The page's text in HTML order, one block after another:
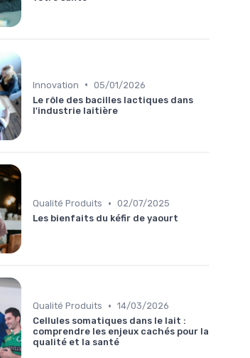
Innovation • 05/01/2026
Le rôle des bacilles lactiques dans
l'industrie laitière
Qualité Produits • 02/07/2025
Les bienfaits du kéfir de yaourt
Qualité Produits • 14/03/2026
Cellules somatiques dans le lait :
comprendre les enjeux cachés pour la
qualité et la santé